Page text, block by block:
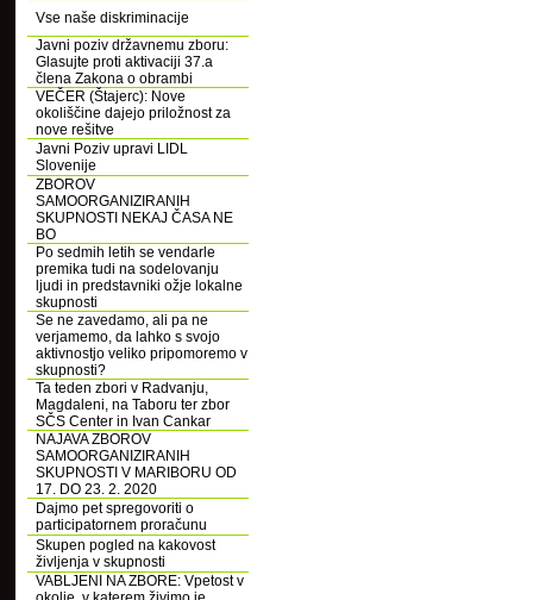
Vse naše diskriminacije
Javni poziv državnemu zboru:
Glasujte proti aktivaciji 37.a
člena Zakona o obrambi
VEČER (Štajerc): Nove
okoliščine dajejo priložnost za
nove rešitve
Javni Poziv upravi LIDL
Slovenije
ZBOROV
SAMOORGANIZIRANIH
SKUPNOSTI NEKAJ ČASA NE
BO
Po sedmih letih se vendarle
premika tudi na sodelovanju
ljudi in predstavniki ožje lokalne
skupnosti
Se ne zavedamo, ali pa ne
verjamemo, da lahko s svojo
aktivnostjo veliko pripomoremo v
skupnosti?
Ta teden zbori v Radvanju,
Magdaleni, na Taboru ter zbor
SČS Center in Ivan Cankar
NAJAVA ZBOROV
SAMOORGANIZIRANIH
SKUPNOSTI V MARIBORU OD
17. DO 23. 2. 2020
Dajmo pet spregovoriti o
participatornem proračunu
Skupen pogled na kakovost
življenja v skupnosti
VABLJENI NA ZBORE: Vpetost v